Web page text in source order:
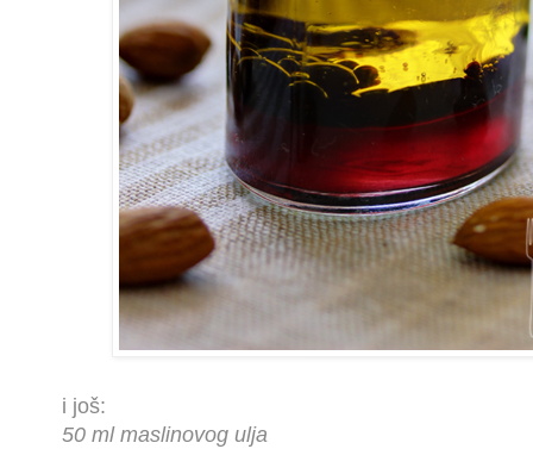
i još:
50 ml maslinovog ulja